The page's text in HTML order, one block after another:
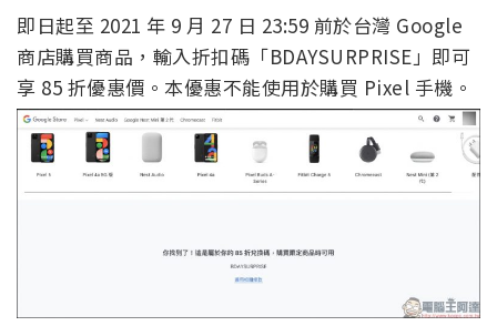
即日起至 2021 年 9 月 27 日 23:59 前於台灣 Google
商店購買商品，輸入折扣碼「BDAYSURPRISE」即可
享 85 折優惠價。本優惠不能使用於購買 Pixel 手機。